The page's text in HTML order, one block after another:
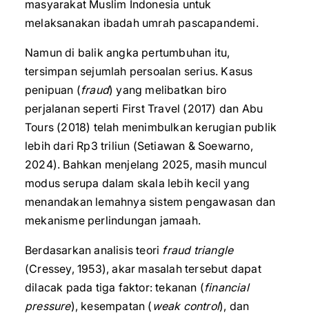
masyarakat Muslim Indonesia untuk
melaksanakan ibadah umrah pascapandemi.
Namun di balik angka pertumbuhan itu,
tersimpan sejumlah persoalan serius. Kasus
penipuan (fraud) yang melibatkan biro
perjalanan seperti First Travel (2017) dan Abu
Tours (2018) telah menimbulkan kerugian publik
lebih dari Rp3 triliun (Setiawan & Soewarno,
2024). Bahkan menjelang 2025, masih muncul
modus serupa dalam skala lebih kecil yang
menandakan lemahnya sistem pengawasan dan
mekanisme perlindungan jamaah.
Berdasarkan analisis teori fraud triangle
(Cressey, 1953), akar masalah tersebut dapat
dilacak pada tiga faktor: tekanan (financial
pressure), kesempatan ( weak control), dan